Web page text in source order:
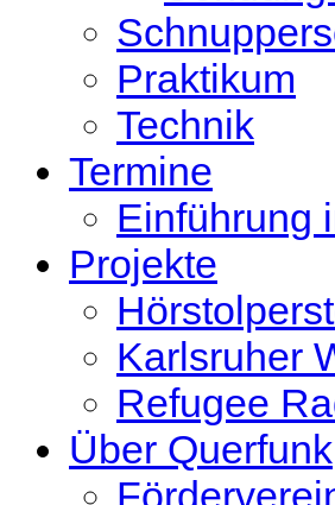
Praktikum
Technik
Termine
Einführung
Projekte
Karlsruher
Refugee
Über Querfunk